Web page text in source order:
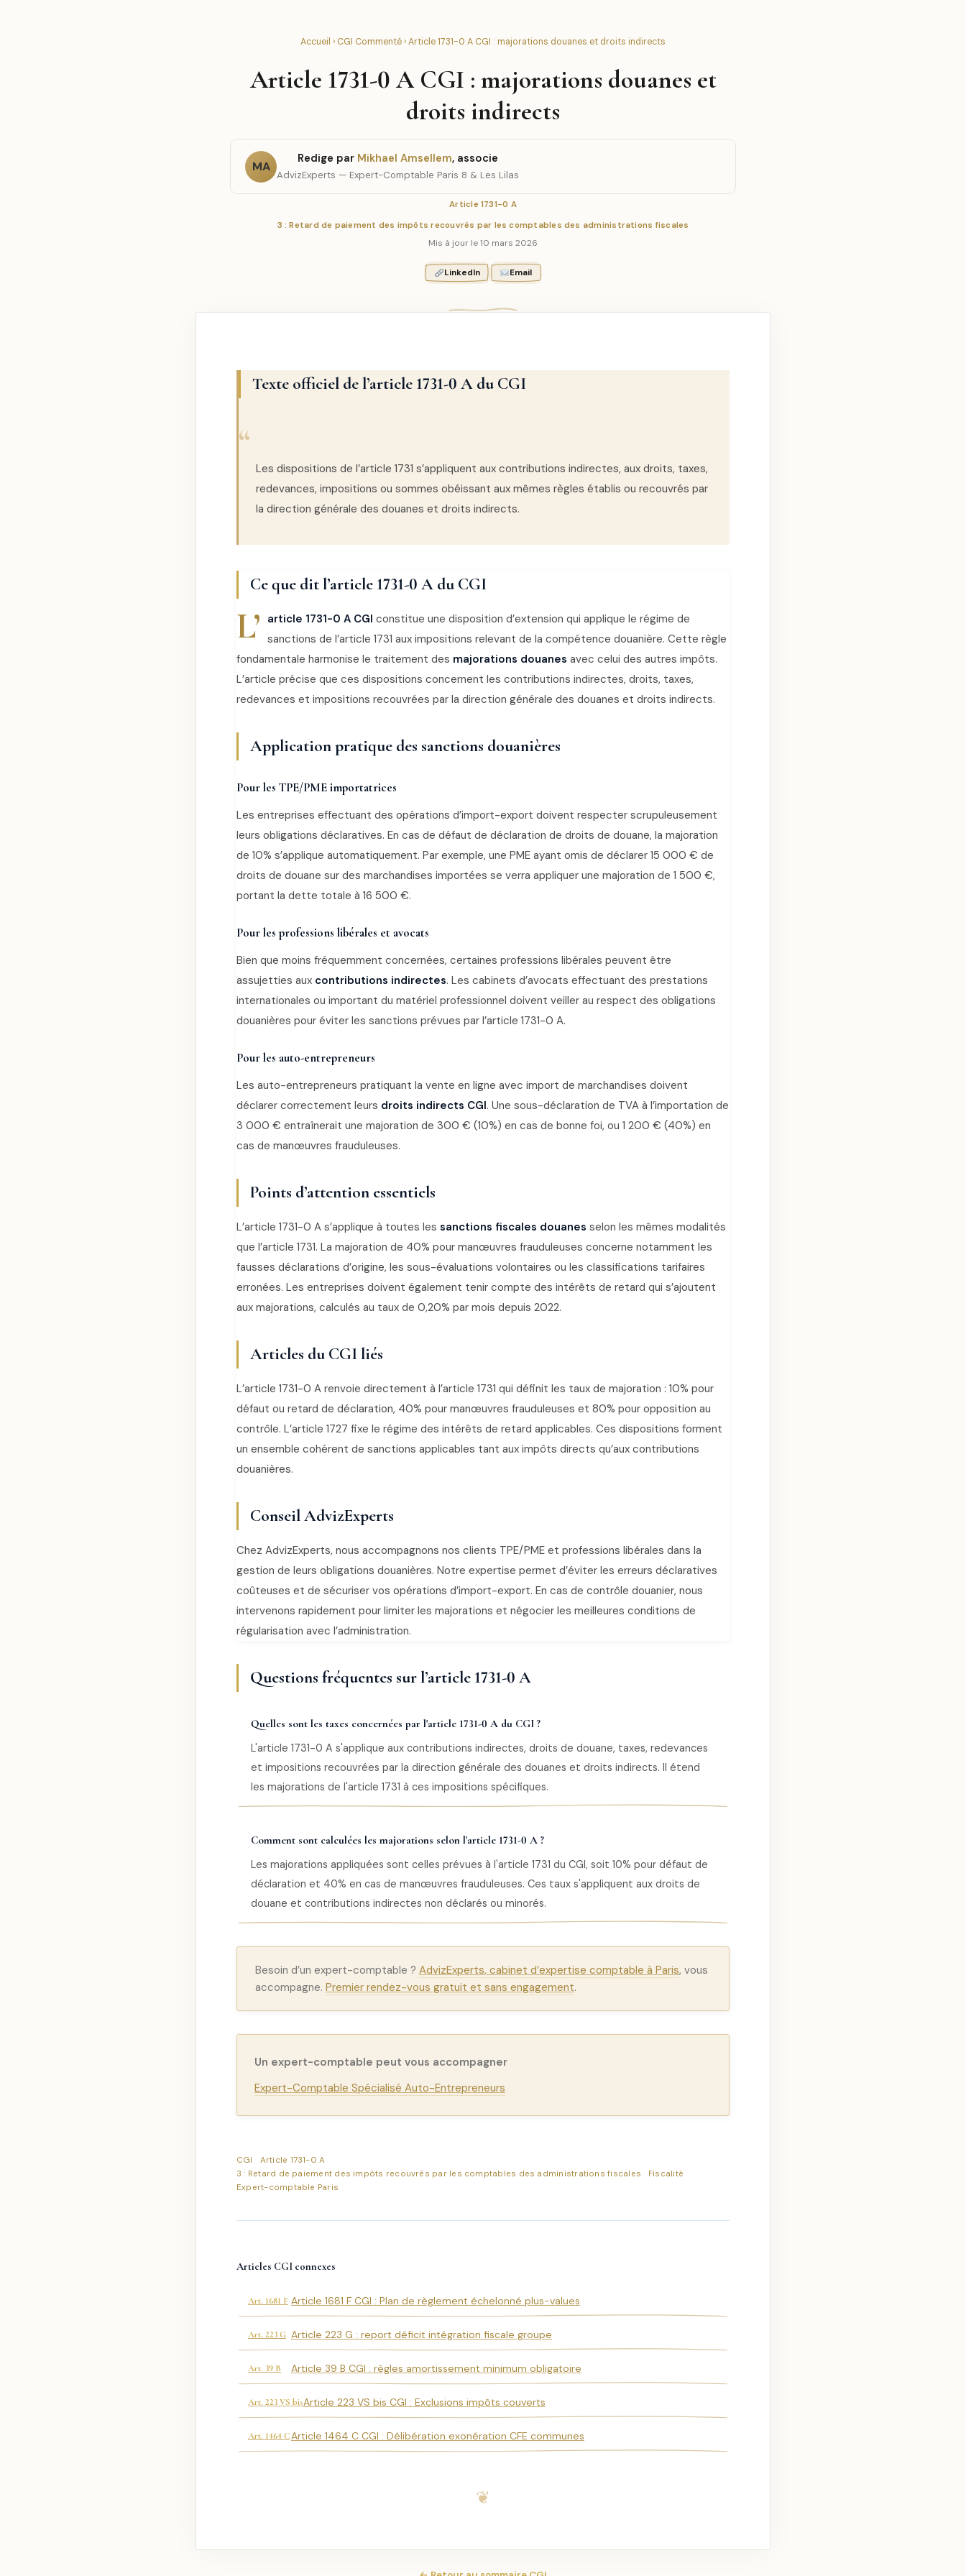
Accueil › CGI Commenté› Article 1731-0 A CGI : majorations douanes et droits indirects
Article 1731-0 A CGI : majorations douanes et
droits indirects
MA
Redige par Mikhael Amsellem, associe
AdvizExperts — Expert-Comptable Paris 8 & Les Lilas
Article 1731-0 A
3 : Retard de paiement des impôts recouvrés par les comptables des administrations fiscales
Mis à jour le 10 mars 2026
LinkedIn Email
Texte officiel de l’article 1731-0 A du CGI
Les dispositions de l’article 1731 s’appliquent aux contributions indirectes, aux droits, taxes,
redevances, impositions ou sommes obéissant aux mêmes règles établis ou recouvrés par
la direction générale des douanes et droits indirects.
Ce que dit l’article 1731-0 A du CGI
L’ article 1731-0 A CGI constitue une disposition d’extension qui applique le régime de
sanctions de l’article 1731 aux impositions relevant de la compétence douanière. Cette règle
fondamentale harmonise le traitement des majorations douanes avec celui des autres impôts.
L’article précise que ces dispositions concernent les contributions indirectes, droits, taxes,
redevances et impositions recouvrées par la direction générale des douanes et droits indirects.
Application pratique des sanctions douanières
Pour les TPE/PME importatrices
Les entreprises effectuant des opérations d’import-export doivent respecter scrupuleusement
leurs obligations déclaratives. En cas de défaut de déclaration de droits de douane, la majoration
de 10% s’applique automatiquement. Par exemple, une PME ayant omis de déclarer 15 000 € de
droits de douane sur des marchandises importées se verra appliquer une majoration de 1 500 €,
portant la dette totale à 16 500 €.
Pour les professions libérales et avocats
Bien que moins fréquemment concernées, certaines professions libérales peuvent être
assujetties aux contributions indirectes. Les cabinets d’avocats effectuant des prestations
internationales ou important du matériel professionnel doivent veiller au respect des obligations
douanières pour éviter les sanctions prévues par l’article 1731-0 A.
Pour les auto-entrepreneurs
Les auto-entrepreneurs pratiquant la vente en ligne avec import de marchandises doivent
déclarer correctement leurs droits indirects CGI. Une sous-déclaration de TVA à l’importation de
3 000 € entraînerait une majoration de 300 € (10%) en cas de bonne foi, ou 1 200 € (40%) en
cas de manœuvres frauduleuses.
Points d’attention essentiels
L’article 1731-0 A s’applique à toutes les sanctions fiscales douanes selon les mêmes modalités
que l’article 1731. La majoration de 40% pour manœuvres frauduleuses concerne notamment les
fausses déclarations d’origine, les sous-évaluations volontaires ou les classifications tarifaires
erronées. Les entreprises doivent également tenir compte des intérêts de retard qui s’ajoutent
aux majorations, calculés au taux de 0,20% par mois depuis 2022.
Articles du CGI liés
L’article 1731-0 A renvoie directement à l’article 1731 qui définit les taux de majoration : 10% pour
défaut ou retard de déclaration, 40% pour manœuvres frauduleuses et 80% pour opposition au
contrôle. L’article 1727 fixe le régime des intérêts de retard applicables. Ces dispositions forment
un ensemble cohérent de sanctions applicables tant aux impôts directs qu’aux contributions
douanières.
Conseil AdvizExperts
Chez AdvizExperts, nous accompagnons nos clients TPE/PME et professions libérales dans la
gestion de leurs obligations douanières. Notre expertise permet d’éviter les erreurs déclaratives
coûteuses et de sécuriser vos opérations d’import-export. En cas de contrôle douanier, nous
intervenons rapidement pour limiter les majorations et négocier les meilleures conditions de
régularisation avec l’administration.
Questions fréquentes sur l’article 1731-0 A
Quelles sont les taxes concernées par l'article 1731-0 A du CGI ?
L'article 1731-0 A s'applique aux contributions indirectes, droits de douane, taxes, redevances
et impositions recouvrées par la direction générale des douanes et droits indirects. Il étend
les majorations de l'article 1731 à ces impositions spécifiques.
Comment sont calculées les majorations selon l'article 1731-0 A ?
Les majorations appliquées sont celles prévues à l'article 1731 du CGI, soit 10% pour défaut de
déclaration et 40% en cas de manœuvres frauduleuses. Ces taux s'appliquent aux droits de
douane et contributions indirectes non déclarés ou minorés.
Besoin d’un expert-comptable ? AdvizExperts, cabinet d’expertise comptable à Paris, vous
accompagne. Premier rendez-vous gratuit et sans engagement.
Un expert-comptable peut vous accompagner
Expert-Comptable Spécialisé Auto-Entrepreneurs
CGI
Article 1731-0 A
3 : Retard de paiement des impôts recouvrés par les comptables des administrations fiscales
Fiscalité
Expert-comptable Paris
Articles CGI connexes
Art. 1681 F Article 1681 F CGI : Plan de règlement échelonné plus-values
Art. 223 G Article 223 G : report déficit intégration fiscale groupe
Art. 39 B Article 39 B CGI : règles amortissement minimum obligatoire
Art. 223 VS bisArticle 223 VS bis CGI : Exclusions impôts couverts
Art. 1464 CArticle 1464 C CGI : Délibération exonération CFE communes